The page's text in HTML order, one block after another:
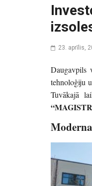
23. aprīlis,
Daugavpils
tehnoloģiju
Tuvākajā